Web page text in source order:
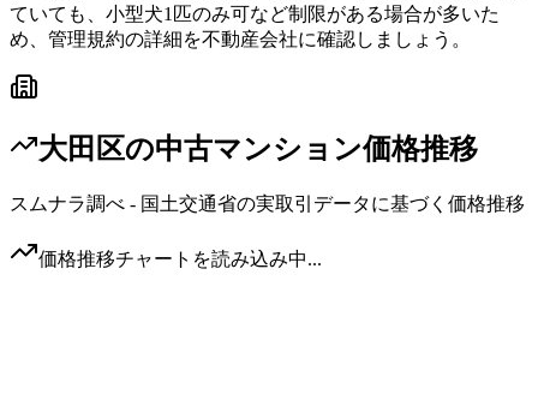
ていても、小型犬1匹のみ可など制限がある場合が多いた
め、管理規約の詳細を不動産会社に確認しましょう。
大田区の中古マンション価格推移
スムナラ調べ - 国土交通省の実取引データに基づく価格推移
価格推移チャートを読み込み中...